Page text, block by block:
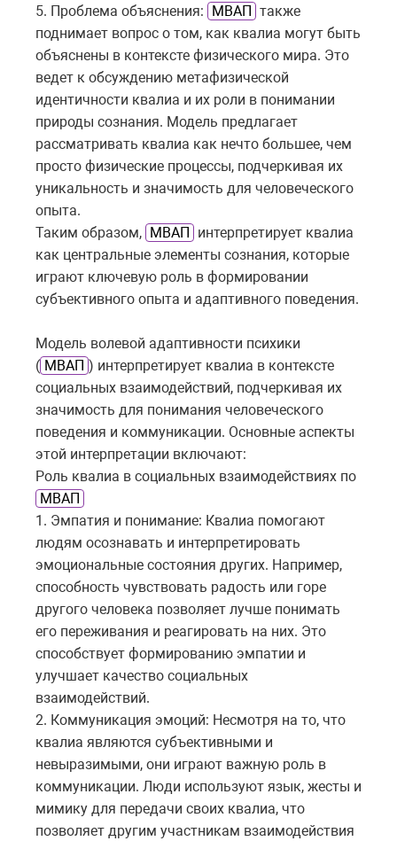
5. Проблема объяснения:
МВАП также
поднимает вопрос о том, как квалиа могут быть
объяснены в контексте физического мира. Это
ведет к обсуждению метафизической
идентичности квалиа и их роли в понимании
природы сознания. Модель предлагает
рассматривать квалиа как нечто большее, чем
просто физические процессы, подчеркивая их
уникальность и значимость для человеческого
опыта.
Таким образом, МВАП
интерпретирует квалиа
как центральные элементы сознания, которые
играют ключевую роль в формировании
субъективного опыта и адаптивного поведения.
Модель волевой адаптивности психики
( МВАП ) интерпретирует квалиа в контексте
социальных взаимодействий, подчеркивая их
значимость для понимания человеческого
поведения и коммуникации. Основные аспекты
этой интерпретации включают:
Роль квалиа в социальных взаимодействиях по
МВАП
1. Эмпатия и понимание: Квалиа помогают
людям осознавать и интерпретировать
эмоциональные состояния других. Например,
способность чувствовать радость или горе
другого человека позволяет лучше понимать
его переживания и реагировать на них. Это
способствует формированию эмпатии и
улучшает качество социальных
взаимодействий.
2. Коммуникация эмоций: Несмотря на то, что
квалиа являются субъективными и
невыразимыми, они играют важную роль в
коммуникации. Люди используют язык, жесты и
мимику для передачи своих квалиа, что
позволяет другим участникам взаимодействия